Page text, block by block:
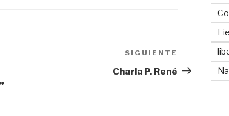
Siguiente
entrada
SIGUIENTE
Charla P. René